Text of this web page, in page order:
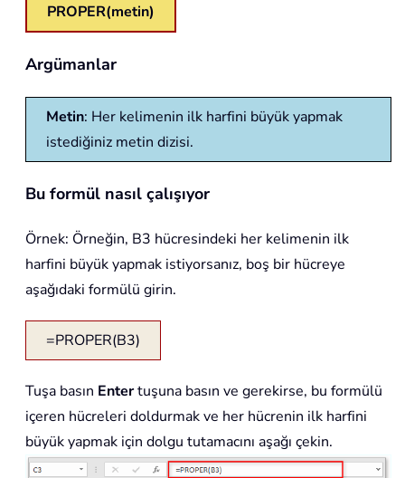
PROPER(metin)
Argümanlar
Metin: Her kelimenin ilk harfini büyük yapmak
istediğiniz metin dizisi.
Bu formül nasıl çalışıyor
Örnek: Örneğin, B3 hücresindeki her kelimenin ilk
harfini büyük yapmak istiyorsanız, boş bir hücreye
aşağıdaki formülü girin.
=PROPER(B3)
Tuşa basın Entertuşuna basın ve gerekirse, bu formülü
içeren hücreleri doldurmak ve her hücrenin ilk harfini
büyük yapmak için dolgu tutamacını aşağı çekin.